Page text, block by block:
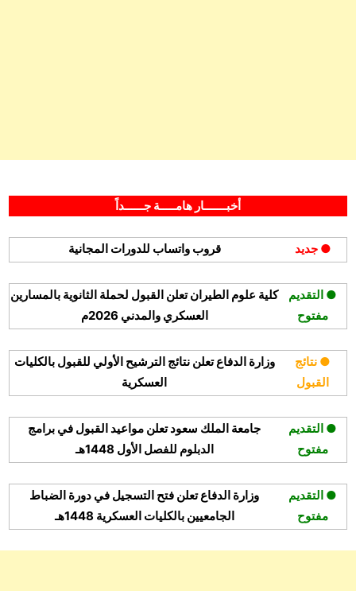
الشركة
العالمية
للصناعات
وظائف
لحملة
أخبـــــــار هامـــــة جــــــداً
● جديد قروب واتساب للدورات المجانية
● التقديم
مفتوح
كلية علوم الطيران تعلن القبول لحملة الثانوية بالمسارين
العسكري والمدني 2026م
● نتائج
القبول
وزارة الدفاع تعلن نتائج الترشيح الأولي للقبول بالكليات
العسكرية
● التقديم
مفتوح
جامعة الملك سعود تعلن مواعيد القبول في برامج
الدبلوم للفصل الأول 1448هـ
● التقديم
مفتوح
وزارة الدفاع تعلن فتح التسجيل في دورة الضباط
الجامعيين بالكليات العسكرية 1448هـ